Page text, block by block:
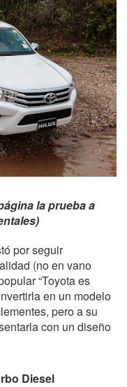
la prueba a
por seguir
(no en vano
“Toyota es
en un modelo
pero a su
con un diseño
Diesel